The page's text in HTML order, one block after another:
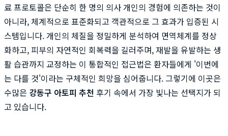
료 프로토콜은 단순히 한 명의 의사 개인의 경험에 의존하는 것이
아니라, 체계적으로 표준화되고 객관적으로 그 효과가 입증된 시
스템입니다. 개인의 체질을 정밀하게 분석하여 면역체계를 정상
화하고, 피부의 자연적인 회복력을 길러주며, 재발을 유발하는 생
활 습관까지 교정하는 이 통합적인 접근법은 환자들에게 '이번에
는 다를 것'이라는 구체적인 희망을 심어줍니다. 그렇기에 이곳은
수많은 강동구 아토피 추천 후기 속에서 가장 빛나는 선택지가 되
고 있습니다.